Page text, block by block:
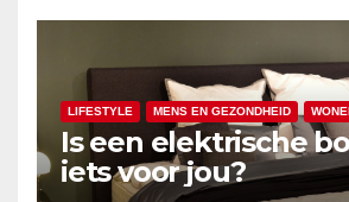
LIFESTYLE MENS EN GEZONDHEID
Is een elektrische
iets voor jou?